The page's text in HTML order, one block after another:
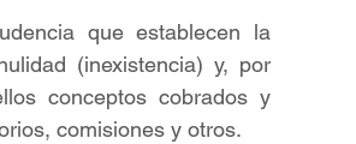
que establecen la
(inexistencia) y, por
conceptos cobrados y
comisiones y otros.